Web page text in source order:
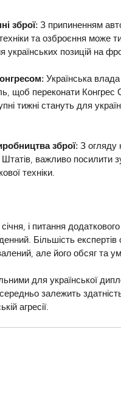
зброї: З припиненням
та озброєння може
позицій на
Українська
щоб переконати Конгрес
тижні стануть для
зброї: З огляду
важливо посилити
техніки.
і питання
Більшість
але його обсяг та
для української
залежить
агресії.